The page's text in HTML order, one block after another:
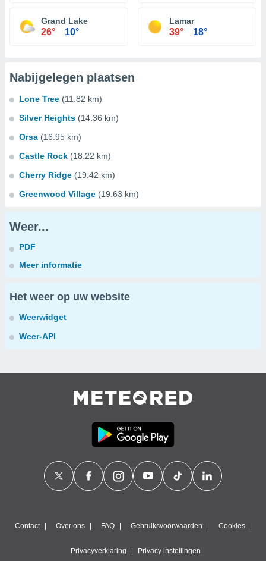
Grand Lake
26° 10°
Lamar
39° 18°
Nabijgelegen plaatsen
Lone Tree (11.82 km)
Silver Heights (14.36 km)
Orsa (16.95 km)
Castle Rock (18.22 km)
Cherry Ridge (19.42 km)
Greenwood Village (19.63 km)
Weer...
PDF
Meer informatie
Het weer op uw website
Weerwidget
Weer-API
Contact Over ons FAQ Gebruiksvoorwaarden Cookies
Privacyverklaring Privacy instellingen